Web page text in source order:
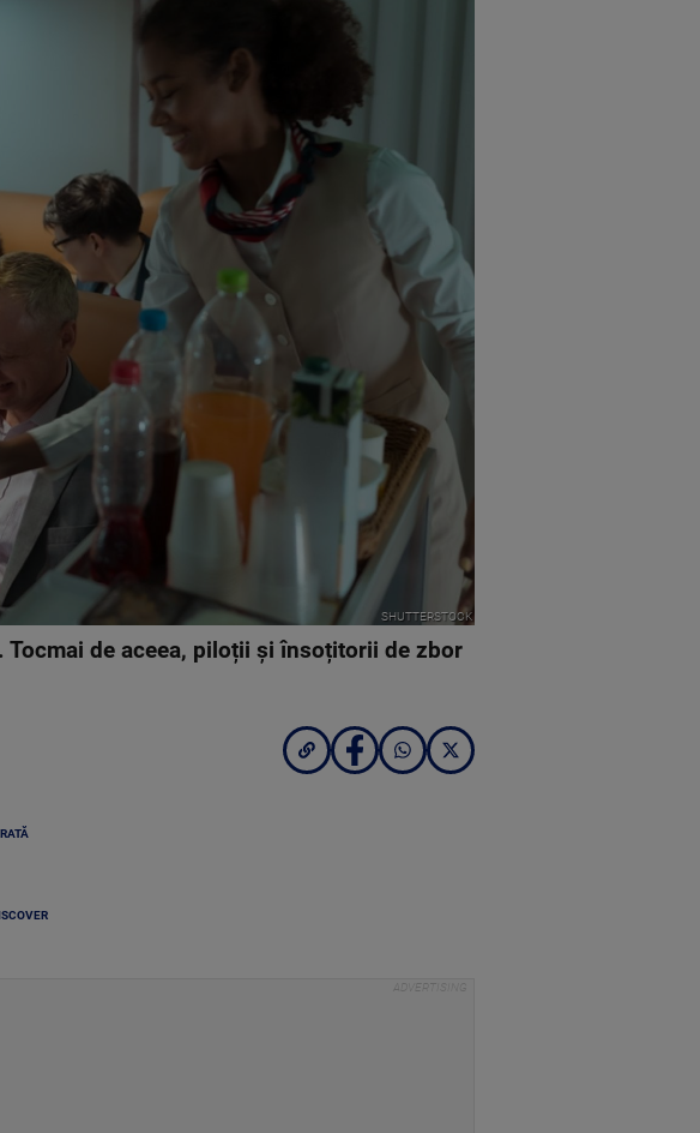
SHUTTERSTOCK
Tocmai de aceea, piloții și însoțitorii de zbor